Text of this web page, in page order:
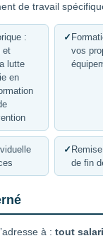
de travail
:
et
lutte
en
✓
vos
✓
de fin
à : tout